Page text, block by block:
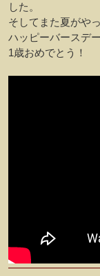
した。
そしてまた夏がや
ハッピーバースデ
1歳おめでとう！